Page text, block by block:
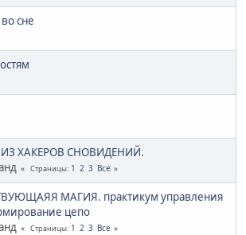
сне
ХАКЕРОВ СНОВИДЕНИЙ.
Страницы 1 2 3 Все
МАГИЯ. практикум управления
цепо
Страницы 1 2 3 Все